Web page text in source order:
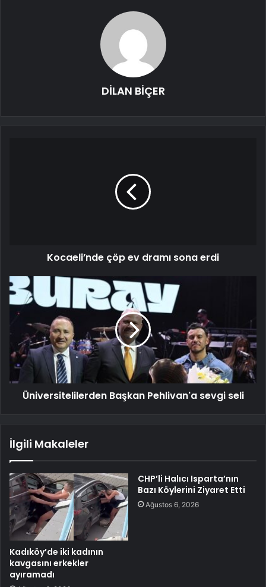
DİLAN BİÇER
Kocaeli’nde çöp ev dramı sona erdi
Üniversitelilerden Başkan Pehlivan'a sevgi seli
İlgili Makaleler
Kadıköy’de iki kadının
kavgasını erkekler
ayıramadı
CHP’li Halıcı Isparta’nın
Bazı Köylerini Ziyaret Etti
Ağustos 6, 2026